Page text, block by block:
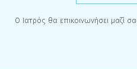
Ο Ιατρός θα επικοινωνήσει μαζί